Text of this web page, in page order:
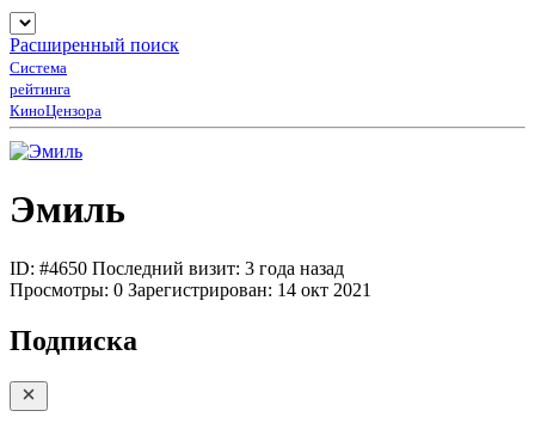
Расширенный поиск
Система
рейтинга
КиноЦензора
Эмиль
ID: #4650 Последний визит: 3 года назад
Просмотры: 0 Зарегистрирован: 14 окт 2021
Подписка